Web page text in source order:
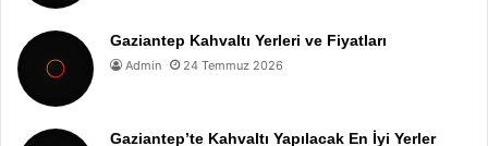
Gaziantep Kahvaltı Yerleri ve Fiyatları
Admin 24 Temmuz 2026
Gaziantep’te Kahvaltı Yapılacak En İyi Yerler